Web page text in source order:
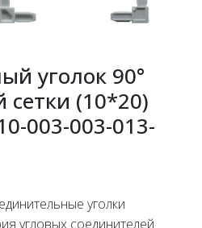
уголок 90°
сетки (10*20)
003-003-013-
уголки
угловых соединителей